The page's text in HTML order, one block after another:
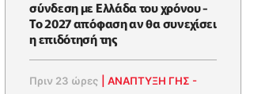
σύνδεση με Ελλάδα του χρόνου -
Το 2027 απόφαση αν θα συνεχίσει
η επιδότησή της
Πριν 23 ώρες |ΑΝΑΠΤΥΞΗ ΓΗΣ -